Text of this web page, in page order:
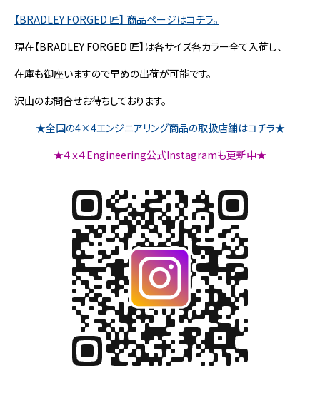
【BRADLEY FORGED 匠】 商品ページはコチラ。
現在【BRADLEY FORGED 匠】は各サイズ各カラー全て入荷し、
在庫も御座いますので早めの出荷が可能です。
沢山のお問合せお待ちしております。
★全国の4×4エンジニアリング商品の取扱店舗はコチラ★
★４ｘ４Engineering公式Instagramも更新中★